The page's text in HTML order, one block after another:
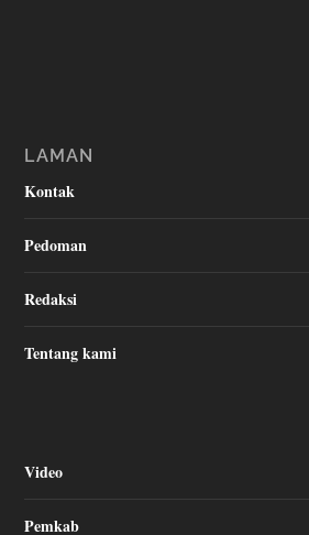
LAMAN
Kontak
Pedoman
Redaksi
Tentang kami
Video
Pemkab